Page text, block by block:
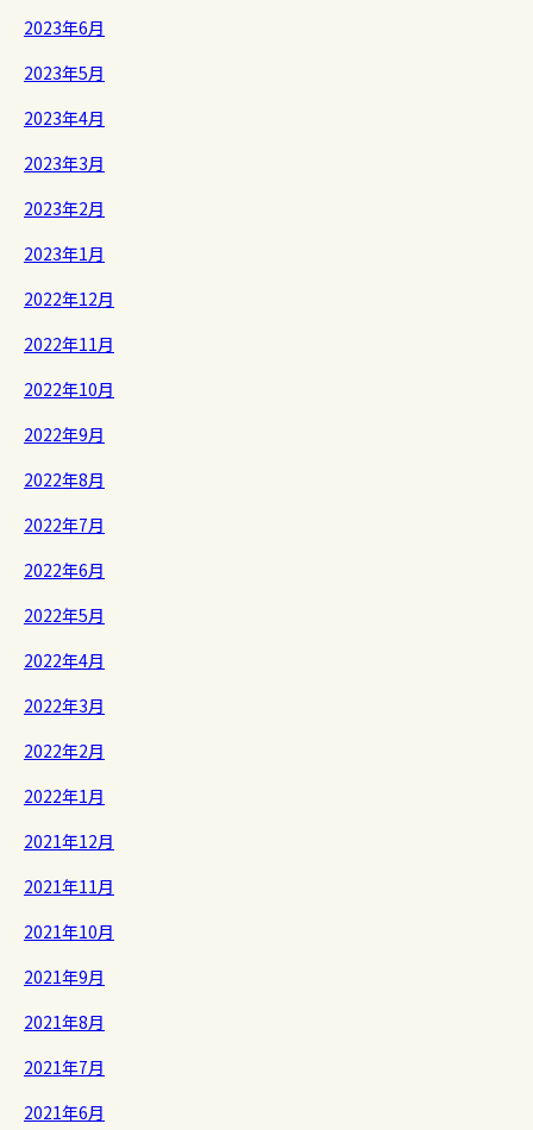
2023年6月
2023年5月
2023年4月
2023年3月
2023年2月
2023年1月
2022年12月
2022年11月
2022年10月
2022年9月
2022年8月
2022年7月
2022年6月
2022年5月
2022年4月
2022年3月
2022年2月
2022年1月
2021年12月
2021年11月
2021年10月
2021年9月
2021年8月
2021年7月
2021年6月